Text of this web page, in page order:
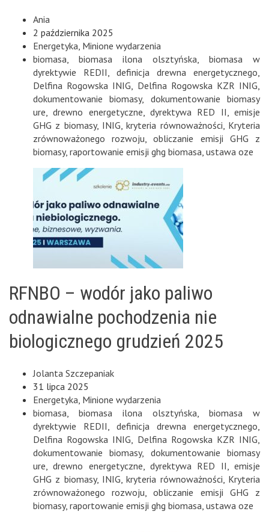
Ania
2 października 2025
Energetyka Minione wydarzenia
biomasa
biomasa ilona olsztyńska
biomasa w
dyrektywie REDII
definicja drewna energetycznego
Delfina Rogowska INIG
Delfina Rogowska KZR INIG
dokumentowanie biomasy, dokumentowanie biomasy
ure ,drewno energetyczne ,dyrektywa RED II ,emisje
GHG z biomasy, INIG ,kryteria równoważności Kryteria
zrównoważonego rozwoju ,obliczanie emisji GHG z
biomasy, raportowanie emisji ghg biomasa ustawa oze
RFNBO – wodór jako paliwo
odnawialne pochodzenia nie
biologicznego grudzień 2025
Jolanta Szczepaniak
31 lipca 2025
Energetyka Minione wydarzenia
biomasa
biomasa ilona olsztyńska
biomasa w
dyrektywie REDII
definicja drewna energetycznego
Delfina Rogowska INIG
Delfina Rogowska KZR INIG
dokumentowanie biomasy, dokumentowanie biomasy
ure ,drewno energetyczne ,dyrektywa RED II ,emisje
GHG z biomasy, INIG ,kryteria równoważności Kryteria
zrównoważonego rozwoju ,obliczanie emisji GHG z
biomasy, raportowanie emisji ghg biomasa ustawa oze